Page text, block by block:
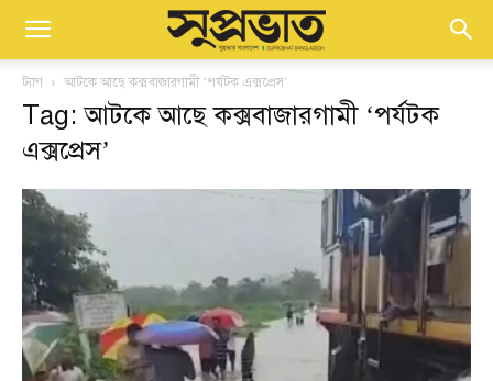
ট্যাগ আটকে আছে কক্সবাজারগামী ‘পর্যটক এক্সপ্রেস’
Tag: আটকে আছে কক্সবাজারগামী ‘পর্যটক
এক্সপ্রেস’